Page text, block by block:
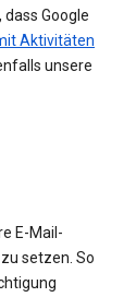
Google
Aktivitäten
unsere
E-Mail-
setzen. So